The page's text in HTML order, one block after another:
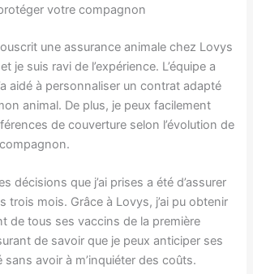
votre compagnon
une assurance animale chez Lovys
je suis ravi de l’expérience. L’équipe a
aidé à personnaliser un contrat adapté
animal. De plus, je peux facilement
de couverture selon l’évolution de
décisions que j’ai prises a été d’assurer
trois mois. Grâce à Lovys, j’ai pu obtenir
de tous ses vaccins de la première
de savoir que je peux anticiper ses
avoir à m’inquiéter des coûts.